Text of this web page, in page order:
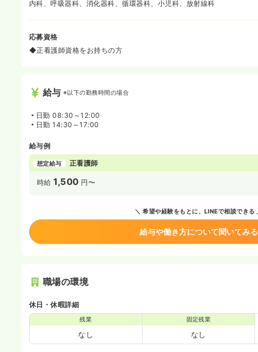
内科、呼吸器科、消化器科、循環器科、小児科、放射線科
応募資格
◆正看護師資格をお持ちの方
給与 ※以下の勤務時間の場合
日勤 08:30～12:00
日勤 14:30～17:00
給与例
想定給与 正看護師
時給 1,500 円〜
希望や経験をもとに、LINEで相談できる
給与や働き方について聞いてみる
職場の環境
休日・休暇詳細
残業
なし
固定残業
なし